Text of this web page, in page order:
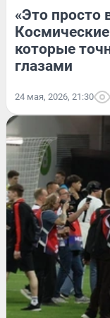
«Это просто
которые
глазами
24 мая, 2026, 21:30